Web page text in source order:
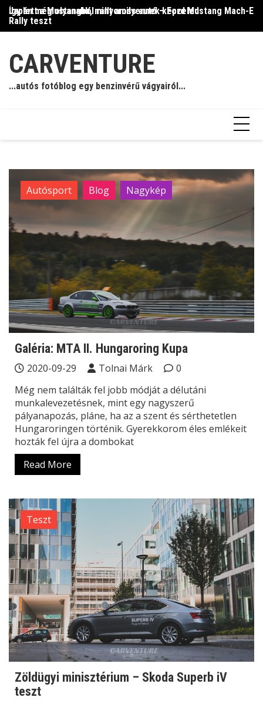
Skip
content
Így lett a Mustangból rallycross autó – Ford Mustang Mach-E
Rally teszt
Japán még olyanabb, mint amilyennek képzeled
CARVENTURE
...autós fotóblog egy benzinvérű vágyairól...
Autósport Blog Nagykép
Galéria: MTA II. Hungaroring Kupa
2020-09-29 Tolnai Márk
0
Még nem találták fel jobb módját a délutáni
munkalevezetésnek, mint egy nagyszerű
pályanapozás, pláne, ha az a szent és sérthetetlen
Hungaroringen történik. Gyerekkorom éles emlékeit
hozták fel újra a dombokat
Read More
Teszt
Zöldügyi minisztérium – Skoda Superb iV
teszt